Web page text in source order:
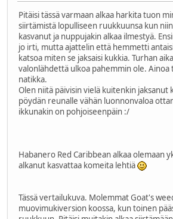
Pitäisi tässä varmaan alkaa harkita tuon
siirtämistä lopulliseen ruukkuunsa kun
kasvanut ja nuppujakin alkaa ilmestyä.
jo irti, mutta ajattelin että hemmetti
katsoa miten se jaksaisi kukkia. Turhan
valonlähdettä ulkoa pahemmin ole.
natikka.
Olen niitä päivisin vielä kuitenkin jaksanut
pöydän reunalle vähän luonnonvaloa
ikkunakin on pohjoiseenpäin :/
Habanero Red Caribbean alkaa olemaan
alkanut kasvattaa komeita lehtiä
Tässä vertailukuva. Molemmat Goat's
muovimukiversion koossa, kun toinen